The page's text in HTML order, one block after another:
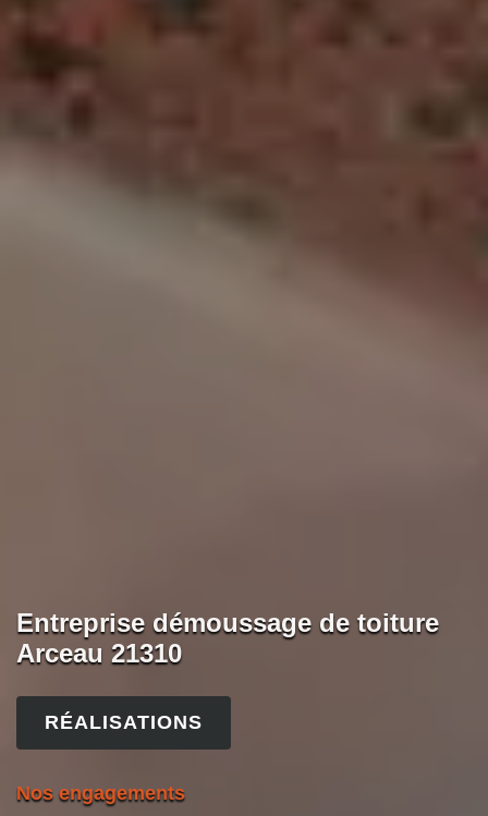
Entreprise démoussage de toiture
Arceau 21310
RÉALISATIONS
Nos engagements